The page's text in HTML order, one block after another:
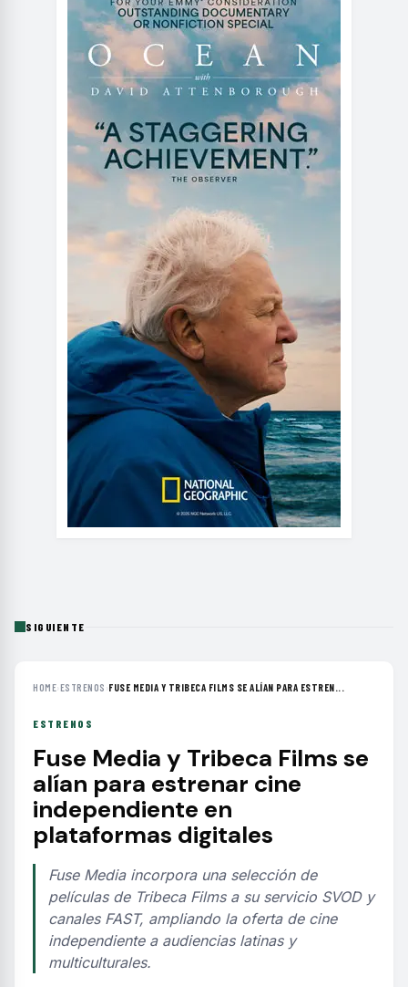
SIGUIENTE
HOME›ESTRENOS ›FUSE MEDIA Y TRIBECA FILMS SE ALÍAN PARA ESTREN...
ESTRENOS
Fuse Media y Tribeca Films se
alían para estrenar cine
independiente en
plataformas digitales
Fuse Media incorpora una selección de
películas de Tribeca Films a su servicio SVOD y
canales FAST, ampliando la oferta de cine
independiente a audiencias latinas y
multiculturales.